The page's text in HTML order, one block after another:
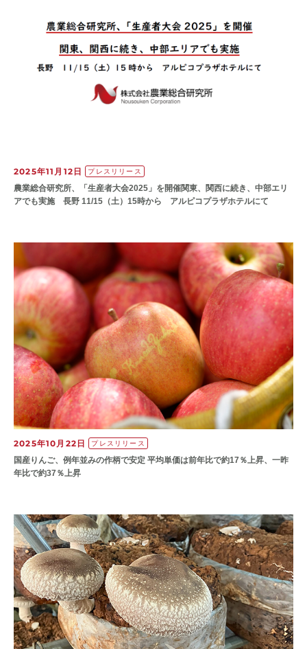
2025年11月12日 プレスリリース
農業総合研究所、「生産者大会2025」を開催関東、関西に続き、中部エリ
アでも実施 長野 11/15（土）15時から アルピコプラザホテルにて
2025年10月22日 プレスリリース
国産りんご、例年並みの作柄で安定 平均単価は前年比で約17％上昇、一昨
年比で約37％上昇